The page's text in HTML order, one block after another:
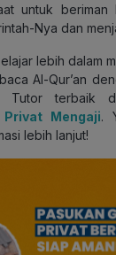
untuk beriman
Nya dan
lebih dalam
Al-Qur’an
Tutor terbaik
Privat Mengaji.
lebih lanjut!